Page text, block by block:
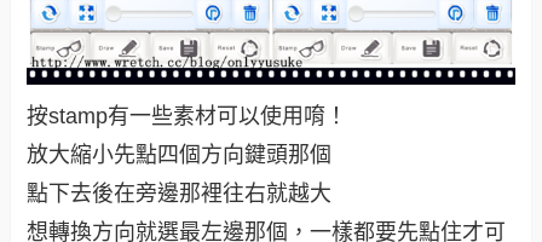
按stamp有一些素材可以使用唷！
放大縮小先點四個方向鍵頭那個
點下去後在旁邊那裡往右就越大
想轉換方向就選最左邊那個，一樣都要先點住才可